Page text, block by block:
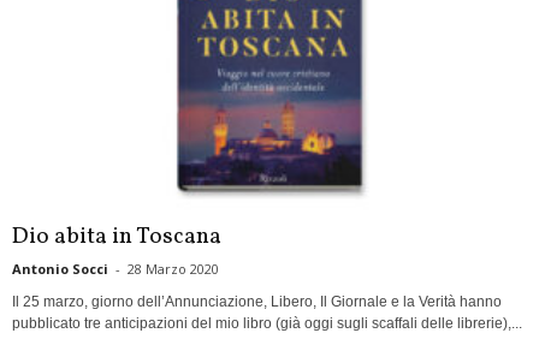
Dio abita in Toscana
Antonio Socci - 28 Marzo 2020
Il 25 marzo, giorno dell’Annunciazione, Libero, Il Giornale e la Verità hanno
pubblicato tre anticipazioni del mio libro (già oggi sugli scaffali delle librerie),...